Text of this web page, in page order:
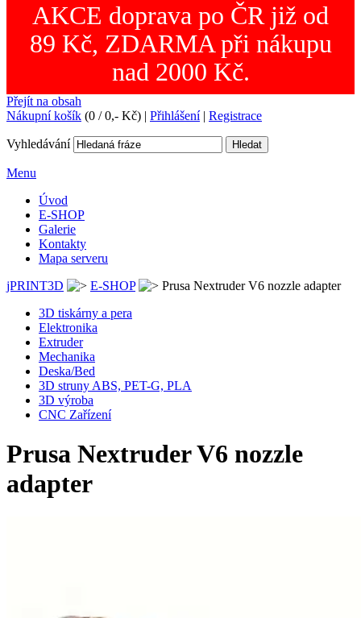
AKCE doprava po ČR již od
89 Kč, ZDARMA při nákupu
nad 2000 Kč.
Přejít na obsah
Nákupní košík (0 /0,- Kč) | Přihlášení| Registrace
Vyhledávání Hledat
Menu
Úvod
E-SHOP
Galerie
Kontakty
Mapa serveru
jPRINT3D
E-SHOP
Prusa Nextruder V6 nozzle adapter
3D tiskárny a pera
Elektronika
Extruder
Mechanika
Deska/Bed
3D struny ABS, PET-G, PLA
3D výroba
CNC Zařízení
Prusa Nextruder V6 nozzle
adapter